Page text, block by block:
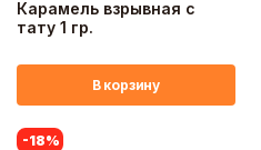
Карамель взрывная с
тату 1 гр.
В корзину
-18%